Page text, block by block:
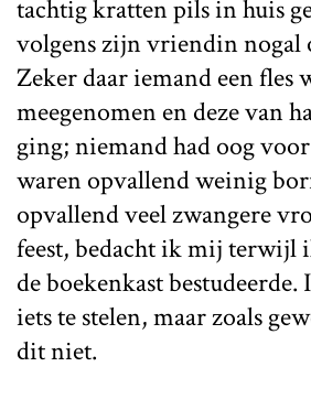
tachtig kratten pils in huis
volgens zijn vriendin nogal
Zeker daar iemand een fles
meegenomen en deze van
ging; niemand had oog
waren opvallend weinig
opvallend veel zwangere
feest, bedacht ik mij terwijl
de boekenkast
iets te stelen, maar zoals
dit niet.